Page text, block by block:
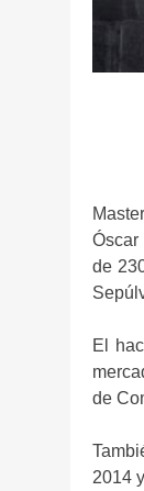
Óscar
de
El
de
2014